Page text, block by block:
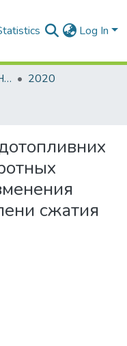
Log In
МАТЕРІАЛИ КОНФЕРЕНЦІЙ
2020
сжатия